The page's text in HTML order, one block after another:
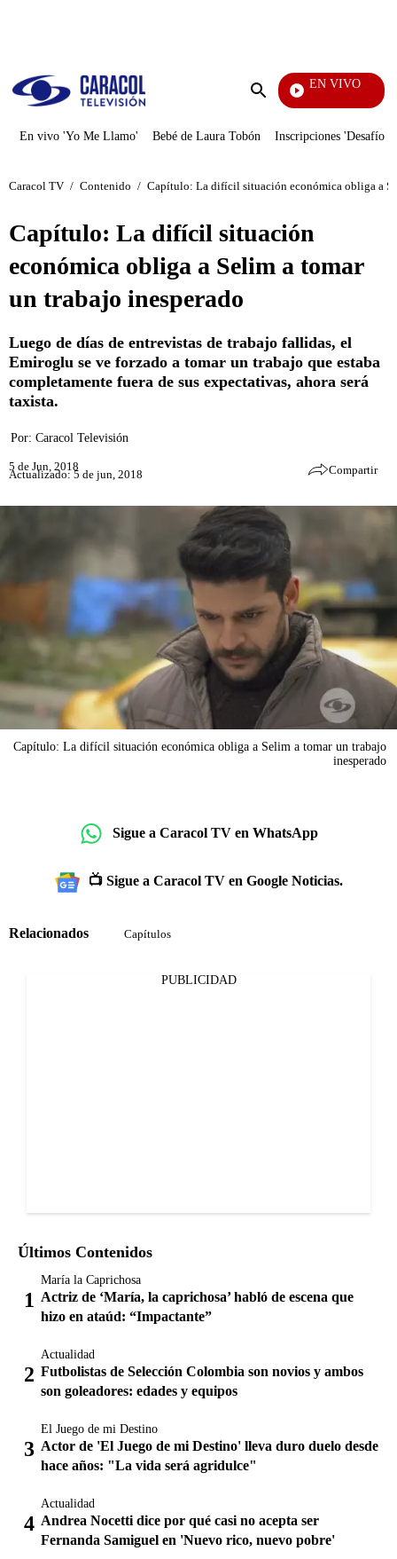
Enviar
EN VIVO
Doble Vía
En vivo 'Yo Me Llamo' Bebé de Laura Tobón Inscripciones 'Desafío'
Caracol TV / Contenido / Capítulo: La difícil situación económica obliga a
Capítulo: La difícil situación
económica obliga a Selim a tomar
un trabajo inesperado
Luego de días de entrevistas de trabajo fallidas, el
Emiroglu se ve forzado a tomar un trabajo que estaba
completamente fuera de sus expectativas, ahora será
taxista.
Por: Caracol Televisión
5 de Jun, 2018
Actualizado: 5 de jun, 2018 Compartir
Capítulo: La difícil situación económica obliga a Selim a tomar un trabajo
inesperado
Sigue a Caracol TV en WhatsApp
📺 Sigue a Caracol TV en Google Noticias.
Relacionados Capítulos
PUBLICIDAD
Últimos Contenidos
María la Caprichosa
Actriz de ‘María, la caprichosa’ habló de escena que
hizo en ataúd: “Impactante”
Actualidad
Futbolistas de Selección Colombia son novios y ambos
son goleadores: edades y equipos
El Juego de mi Destino
Actor de 'El Juego de mi Destino' lleva duro duelo desde
hace años: "La vida será agridulce"
Actualidad
Andrea Nocetti dice por qué casi no acepta ser
Fernanda Samiguel en 'Nuevo rico, nuevo pobre'